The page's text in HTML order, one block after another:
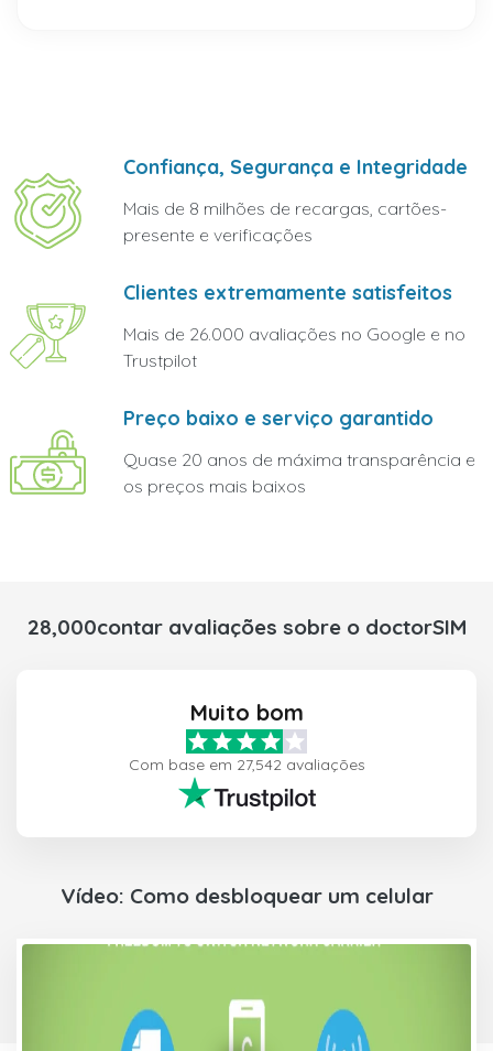
Confiança, Segurança e Integridade
Mais de 8 milhões de recargas, cartões-
presente e verificações
Clientes extremamente satisfeitos
Mais de 26.000 avaliações no Google e no
Trustpilot
Preço baixo e serviço garantido
Quase 20 anos de máxima transparência e
os preços mais baixos
28,000contar avaliações sobre o doctorSIM
Muito bom
Com base em 27,542 avaliações
Vídeo: Como desbloquear um celular